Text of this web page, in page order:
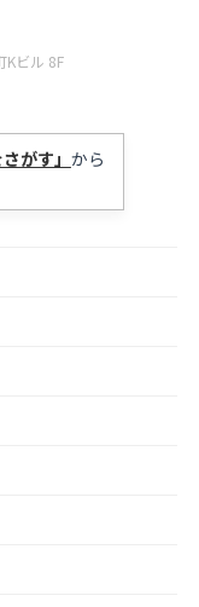
Kビル 8F
がす」 から